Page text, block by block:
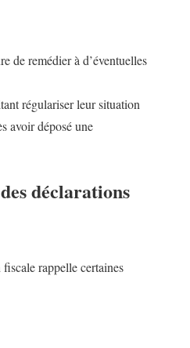
de remédier à d’éventuelles
régulariser leur situation
avoir déposé une
déclarations
rappelle certaines